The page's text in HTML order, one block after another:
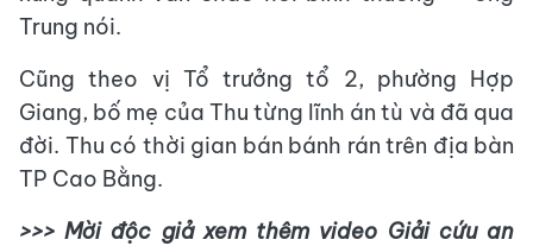
Trung nói.
Cũng theo vị Tổ trưởng tổ 2, phường Hợp
Giang, bố mẹ của Thu từng lĩnh án tù và đã qua
đời. Thu có thời gian bán bánh rán trên địa bàn
TP Cao Bằng.
>>> Mời độc giả xem thêm video Giải cứu an